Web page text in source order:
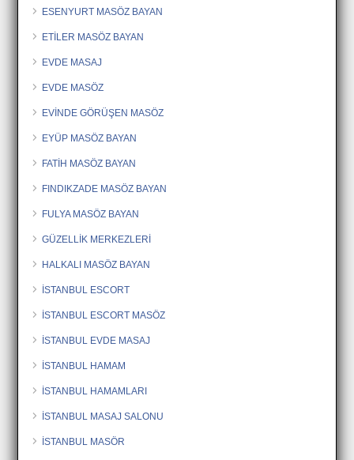
ESENYURT MASÖZ BAYAN
ETİLER MASÖZ BAYAN
EVDE MASAJ
EVDE MASÖZ
EVİNDE GÖRÜŞEN MASÖZ
EYÜP MASÖZ BAYAN
FATİH MASÖZ BAYAN
FINDIKZADE MASÖZ BAYAN
FULYA MASÖZ BAYAN
GÜZELLİK MERKEZLERİ
HALKALI MASÖZ BAYAN
İSTANBUL ESCORT
İSTANBUL ESCORT MASÖZ
İSTANBUL EVDE MASAJ
İSTANBUL HAMAM
İSTANBUL HAMAMLARI
İSTANBUL MASAJ SALONU
İSTANBUL MASÖR